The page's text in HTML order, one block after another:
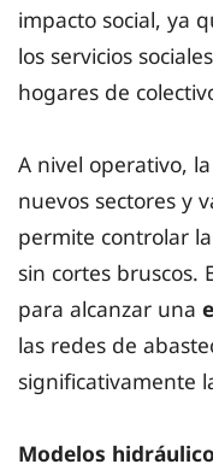
impacto social, ya
los servicios
hogares de
A nivel operativo,
nuevos sectores y
permite controlar
sin cortes bruscos.
para alcanzar una
las redes de
significativamente
Modelos